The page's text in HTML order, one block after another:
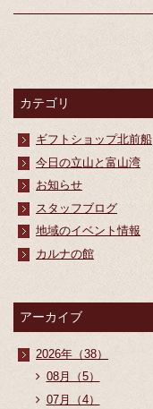
カテゴリ
ギフトショップ北前船
今日の立山と富山湾
お知らせ
スタッフブログ
地域のイベント情報
カルナの館
アーカイブ
2026年（38）
08月（5）
07月（4）